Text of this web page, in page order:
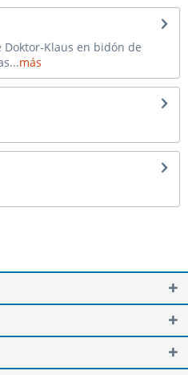
Doktor-Klaus en bidón de
más